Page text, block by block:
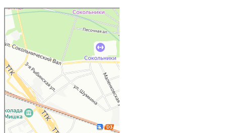
Дружба
Пищевые ингредиенты и специи в
Москве
Магазин подарков и сувениров в
Москве